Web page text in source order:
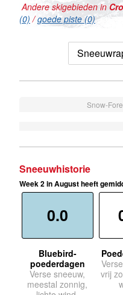
Andere skigebieden in
(0) /goede piste (0)
Snow-
Sneeuwhistorie
Week 2 in August heeft
0.0
Bluebird-
poederdagen
Verse sneeuw,
meestal zonnig,
vrij